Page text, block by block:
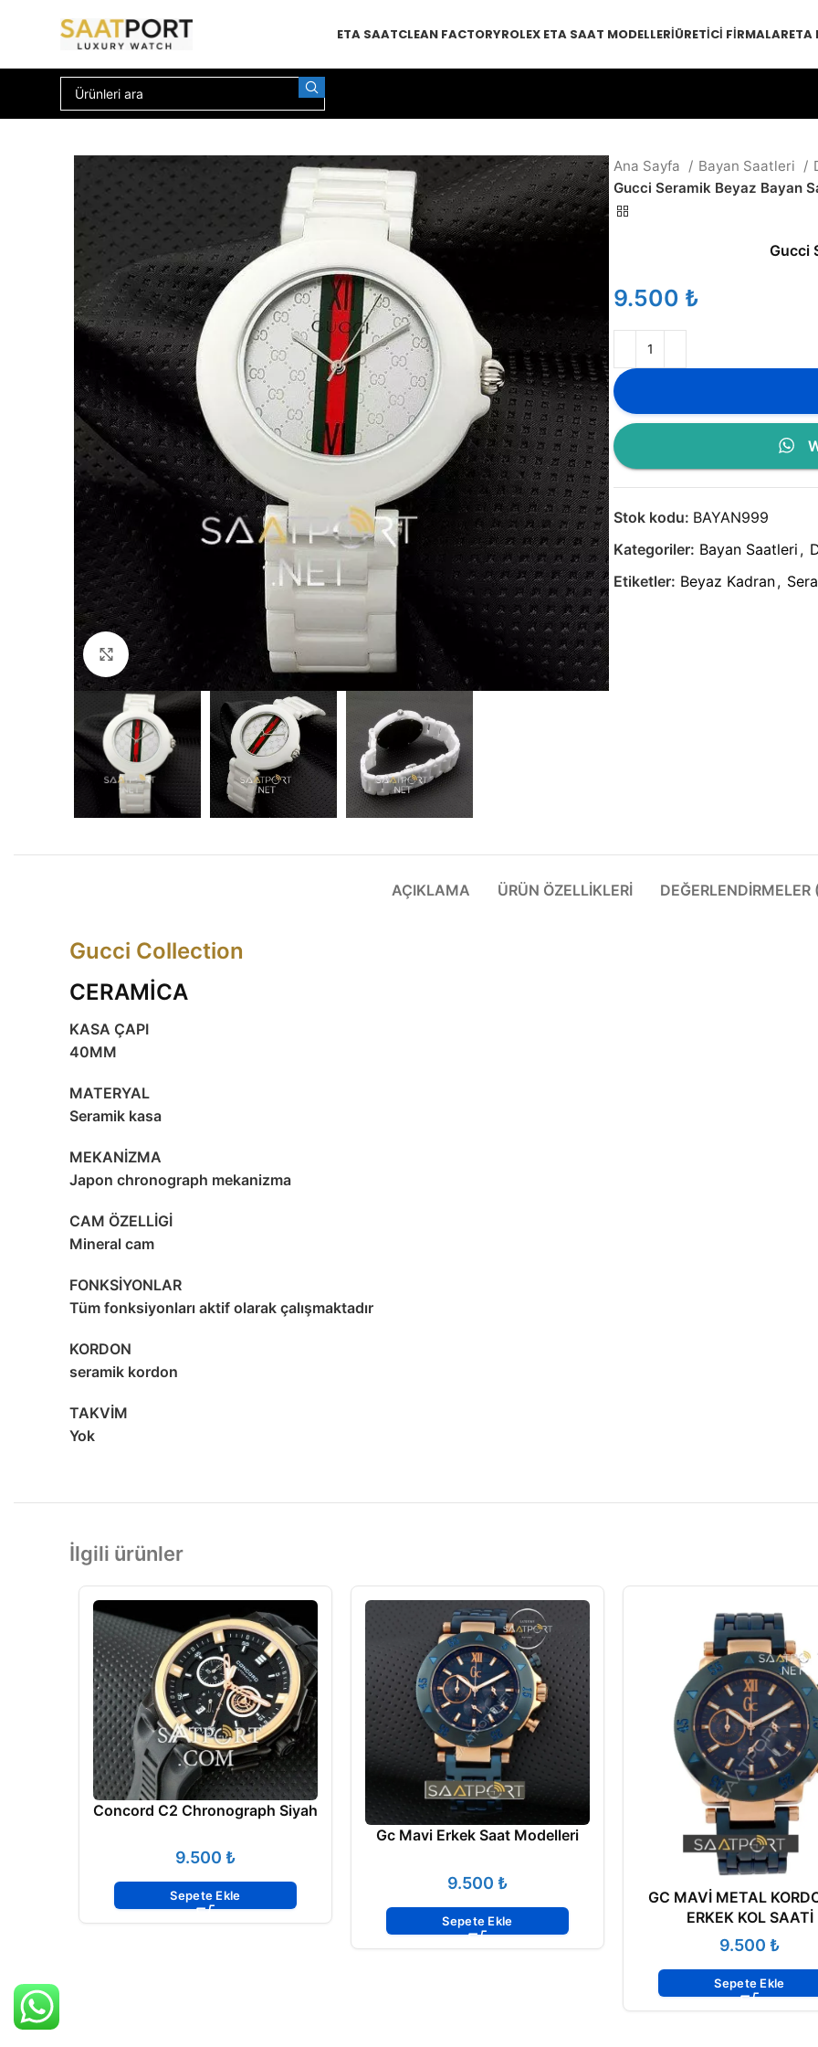
ETA SAATCLEAN FACTORYROLEX ETA SAAT MODELLERIÜRETICI FIRMALARETA
Büyütmek için tıklayın
Ana Sayfa Bayan Saatleri
Gucci Seramik Beyaz Bayan
Gucci
₺
Stok kodu: BAYAN999
Kategoriler: Bayan Saatleri ,
Etiketler: Beyaz Kadran,
AÇIKLAMA ÜRÜN ÖZELLIKLERI DEĞERLENDIRMELER
Gucci Collection
CERAMİCA
KASA ÇAPI
40MM
MATERYAL
Seramik kasa
MEKANİZMA
Japon chronograph mekanizma
CAM ÖZELLİGİ
Mineral cam
FONKSİYONLAR
Tüm fonksiyonları aktif olarak çalışmaktadır
KORDON
seramik kordon
TAKVİM
Yok
İlgili ürünler
Concord C2 Chronograph Siyah
₺
Sepete Ekle
Gc Mavi Erkek Saat Modelleri
₺
Sepete Ekle
GC MAVİ METAL
ERKEK KOL SAATİ
₺
Sepete Ekle